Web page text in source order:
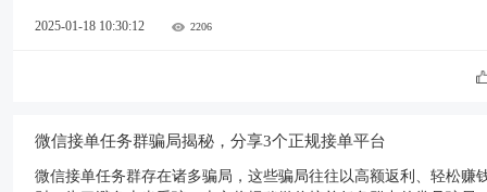
2025-01-18 10:30:12 2206
微信接单任务群骗局揭秘，分享3个正规接单平台
微信接单任务群存在诸多骗局，这些骗局往往以高额返利、轻松